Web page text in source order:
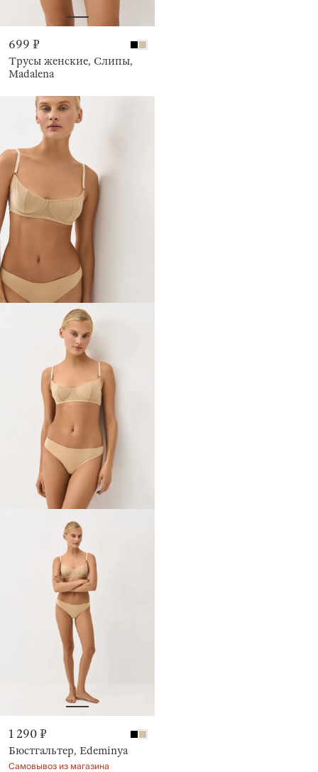
699 ₽
Трусы женские, Слипы,
Madalena
1 290 ₽
Бюстгальтер, Edeminya
Самовывоз из магазина